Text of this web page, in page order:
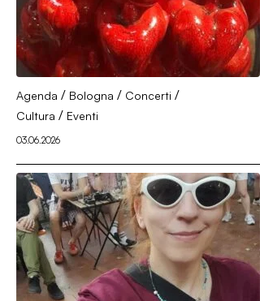
Agenda / Bologna / Concerti /
Cultura / Eventi
03.06.2026